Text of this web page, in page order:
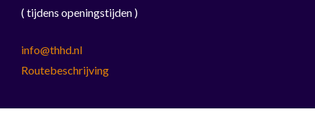
( tijdens openingstijden )
info@thhd.nl
Routebeschrijving